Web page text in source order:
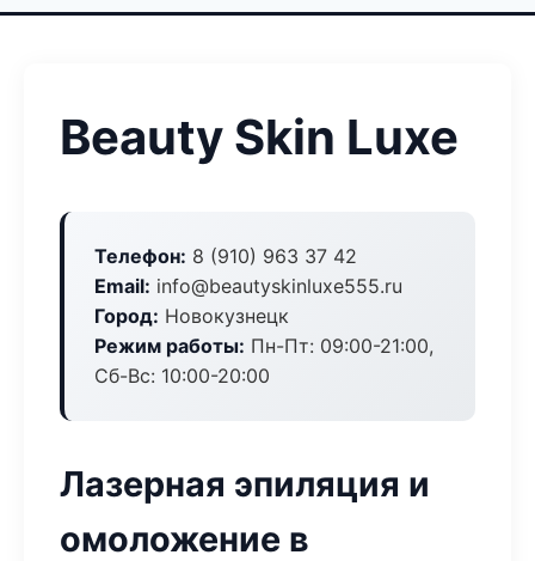
Beauty Skin Luxe
Телефон: 8 (910) 963 37 42
Email: info@beautyskinluxe555.ru
Город: Новокузнецк
Режим работы: Пн-Пт: 09:00-21:00,
Сб-Вс: 10:00-20:00
Лазерная эпиляция и
омоложение в